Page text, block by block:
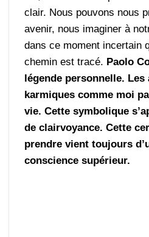
clair. Nous pouvons nous
avenir, nous imaginer à
dans ce moment incertain
chemin est tracé. Paolo
légende personnelle.
karmiques comme moi
vie. Cette symbolique
de clairvoyance. Cette
prendre vient toujours
conscience supérieur.